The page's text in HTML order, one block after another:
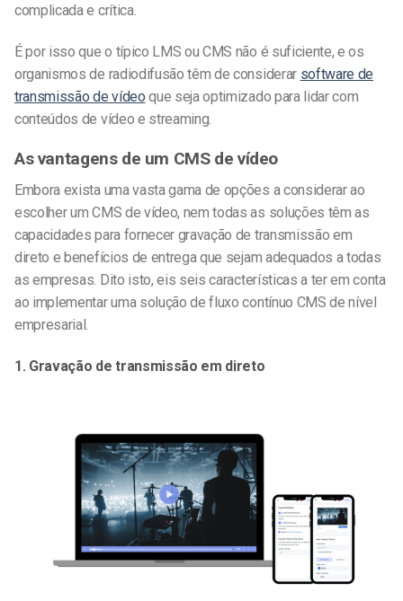
complicada e crítica.
É por isso que o típico LMS ou CMS não é suficiente, e os
organismos de radiodifusão têm de considerar software de
transmissão de vídeo que seja optimizado para lidar com
conteúdos de vídeo e streaming.
As vantagens de um CMS de vídeo
Embora exista uma vasta gama de opções a considerar ao
escolher um CMS de vídeo, nem todas as soluções têm as
capacidades para fornecer gravação de transmissão em
direto e benefícios de entrega que sejam adequados a todas
as empresas. Dito isto, eis seis características a ter em conta
ao implementar uma solução de fluxo contínuo CMS de nível
empresarial.
1. Gravação de transmissão em direto